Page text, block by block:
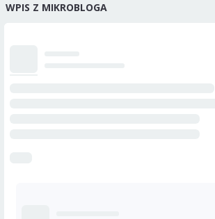
WPIS Z MIKROBLOGA